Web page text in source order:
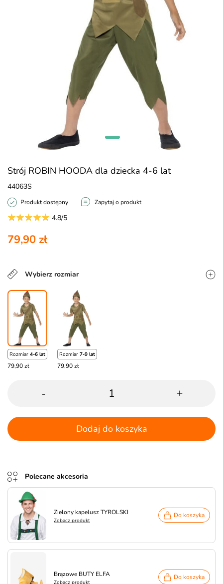
Strój ROBIN HOODA dla dziecka 4-6 lat
44063S
Produkt dostępny Zapytaj o produkt
4.8/5
79,90 zł
Wybierz rozmiar
Rozmiar 4-6 lat
79,90 zł
Rozmiar 7-9 lat
79,90 zł
- +
Dodaj do koszyka
Polecane akcesoria
Zielony kapelusz TYROLSKI
Zobacz produkt
Do koszyka
Brązowe BUTY ELFA
Zobacz produkt
Do koszyka